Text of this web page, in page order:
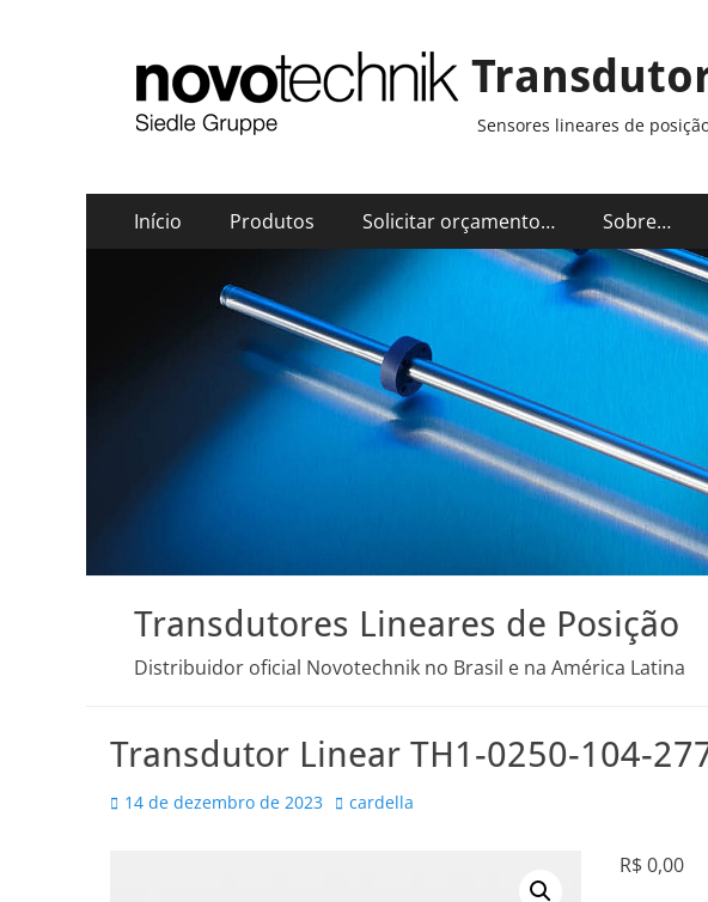
Sensores lineares de
Menu
principal
Pular
para
Início Produtos Solicitar orçamento… Sobre…
Transdutores Lineares de Posição
Distribuidor oficial Novotechnik no Brasil e na América Latina
Transdutor Linear TH1-0250-104-
Posted
14 de dezembro de 2023 Autor
cardella
R$0,00